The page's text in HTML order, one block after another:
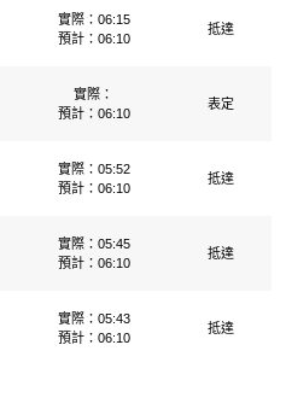
實際：06:15
預計：06:10
抵達
實際：
預計：06:10
表定
實際：05:52
預計：06:10
抵達
實際：05:45
預計：06:10
抵達
實際：05:43
預計：06:10
抵達